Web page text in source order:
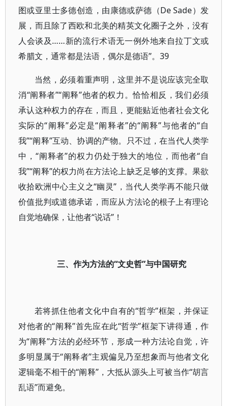
图或亚里士多德创造，由康德或萨德（De Sade）发
展，而且除了西欧和北美的精英文化圈子之外，没有
人会谈及……新的流行术语无一例外地来自拉丁文或
希腊文，通常都是法语，偶尔是德语”。39
当然，必须着重声明，这里并不是说应该完全取
消“阐释者”“阐释”他者的权力。恰恰相反，我们必须
承认这种权力的存在，而且，更能贴近他者社会文化
实际的“阐释”必定是“阐释者”的“阐释”与他者的“自
我”“阐释”互动、协调的产物。只不过，在当代人类学
中，“阐释者”的权力仍处于独大的地位，而他者“自
我”“阐释”的权力尚在方法论上缺乏足够的支撑。果欲
收拾欧洲中心主义之“幽灵”，当代人类学再不能只做
价值批判或道德承诺，而应从方法论的根子上有理论
自觉地确保，让他者“说话”！
三、作为方法的“文史哲”与中国研究
若将抓住他者文化中自有的“哲学”框架，并保证
对他者的“阐释”首先应在此“哲学”框架下讲得通，作
为“阐释”方法的必经环节，形成一种方法论自觉，许
多明显属于“阐释者”主观偏见乃至想象而与他者文化
逻辑毫不相干的“阐释”，大抵从源头上可被当作“胡言
乱语”而避免。